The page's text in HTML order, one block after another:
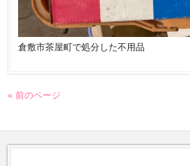
倉敷市茶屋町で処分した不用品
« 前のページ